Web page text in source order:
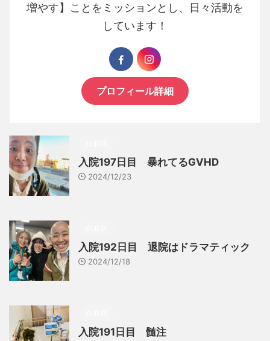
増やす】ことをミッションとし、日々活動を
しています！
プロフィール詳細
入院197日目 暴れてるGVHD
2024/12/23
入院192日目 退院はドラマティック
2024/12/18
入院191日目 髄注